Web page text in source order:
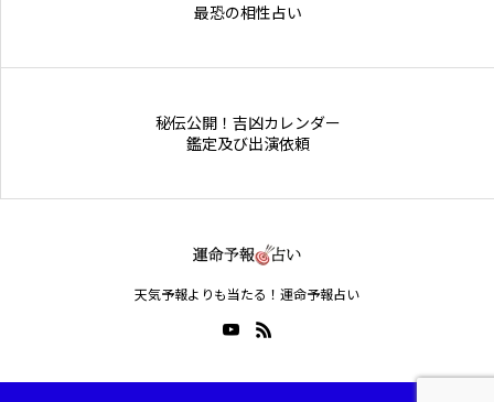
最恐の相性占い
秘伝公開！吉凶カレンダー
鑑定及び出演依頼
天気予報よりも当たる！運命予報占い